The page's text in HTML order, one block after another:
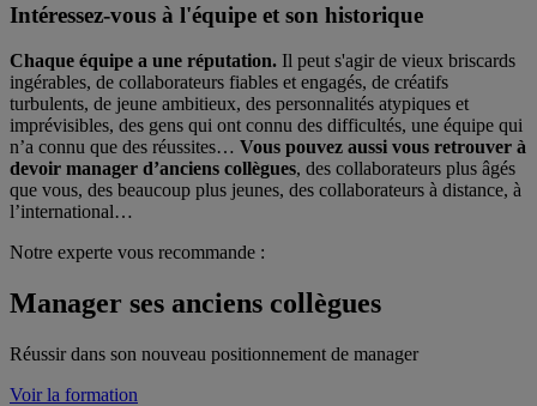
Intéressez-vous à l'équipe et son historique
Chaque équipe a une réputation. Il peut s'agir de vieux briscards
ingérables, de collaborateurs fiables et engagés, de créatifs
turbulents, de jeune ambitieux, des personnalités atypiques et
imprévisibles, des gens qui ont connu des difficultés, une équipe qui
n’a connu que des réussites… Vous pouvez aussi vous retrouver à
devoir manager d’anciens collègues, des collaborateurs plus âgés
que vous, des beaucoup plus jeunes, des collaborateurs à distance, à
l’international…
Notre experte vous recommande :
Manager ses anciens collègues
Réussir dans son nouveau positionnement de manager
Voir la formation